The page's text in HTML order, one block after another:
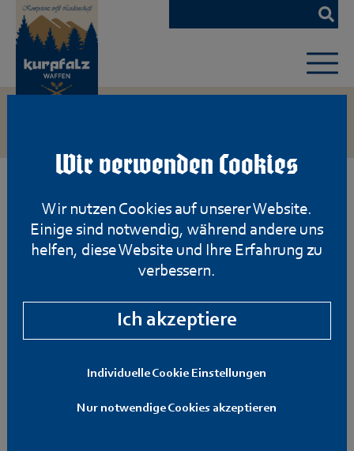
Wir verwenden Cookies
Wir nutzen Cookies auf unserer Website.
Einige sind notwendig, während andere uns
helfen, diese Website und Ihre Erfahrung zu
verbessern.
Ich akzeptiere
Individuelle Cookie Einstellungen
Nur notwendige Cookies akzeptieren
Zum
Hauptinhalt
springen